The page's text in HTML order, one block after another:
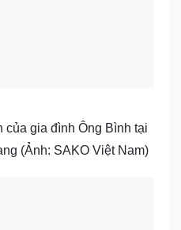
của gia đình Ông Bình tại
(Ảnh: SAKO Việt Nam)